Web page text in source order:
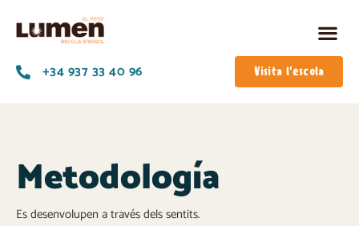
+34 937 33 40 96 Visita l'escola
Metodología
Es desenvolupen a través dels sentits.